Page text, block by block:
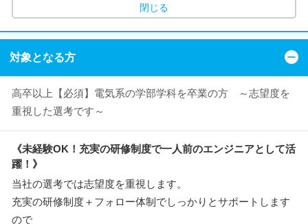
閉じる
対象となる方
高卒以上【必須】電気系の学部学科を卒業の方 ～志望度を
重視した選考です～
《未経験OK！充実の研修制度で一人前のエンジニアとして活
躍！》
当社の選考では志望度を重視します。
充実の研修制度＋フォロー体制でしっかりとサポートします
ので